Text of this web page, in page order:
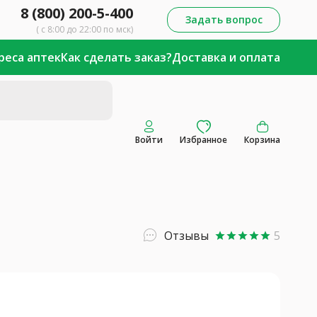
8 (800) 200-5-400
( с 8:00 до 22:00 по мск)
Задать вопрос
аптекКак сделать заказ?Доставка и оплата
Войти Избранное Корзина
Отзывы starstarstarstarstar 5